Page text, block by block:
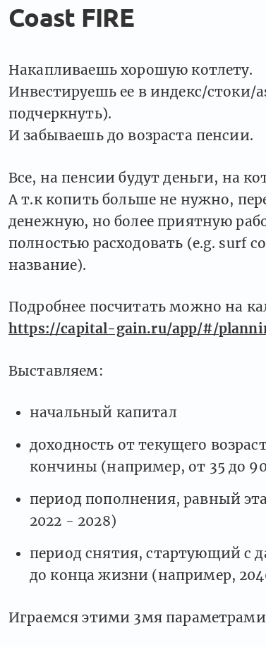
Coast FIRE
Накапливаешь хорошую котлету.
Инвестируешь ее в индекс/стоки/
подчеркнуть).
И забываешь до возраста пенсии.
Все, на пенсии будут деньги, на
А т.к копить больше не нужно,
денежную, но более приятную
полностью расходовать (e.g. surf
название).
Подробнее посчитать можно на
https://capital-gain.ru/app/#/
Выставляем:
начальный капитал
доходность от текущего
кончины (например, от 35 до
период пополнения, равный
2022 - 2028)
период снятия, стартующий с
до конца жизни (например,
Играемся этими 3мя